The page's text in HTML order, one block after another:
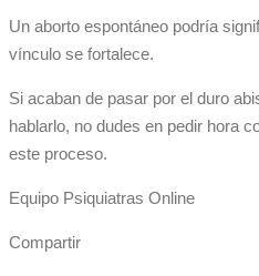
Un aborto espontáneo podría
vínculo se fortalece.
Si acaban de pasar por el duro
hablarlo, no dudes en pedir hora
este proceso.
Equipo Psiquiatras Online
Compartir